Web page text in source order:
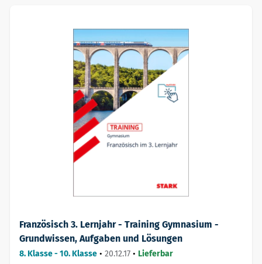
Französisch 3. Lernjahr - Training Gymnasium -
Grundwissen, Aufgaben und Lösungen
8. Klasse - 10. Klasse • 20.12.17 • Lieferbar